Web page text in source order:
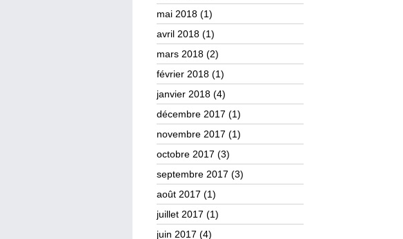
mai 2018 (1)
avril 2018 (1)
mars 2018 (2)
février 2018 (1)
janvier 2018 (4)
décembre 2017 (1)
novembre 2017 (1)
octobre 2017 (3)
septembre 2017 (3)
août 2017 (1)
juillet 2017 (1)
juin 2017 (4)